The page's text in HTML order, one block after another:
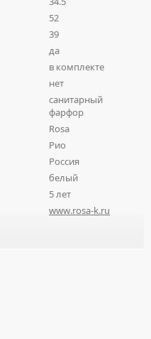
52
39
да
в комплекте
нет
санитарный
фарфор
Rosa
Рио
Россия
белый
5 лет
www.rosa-k.ru